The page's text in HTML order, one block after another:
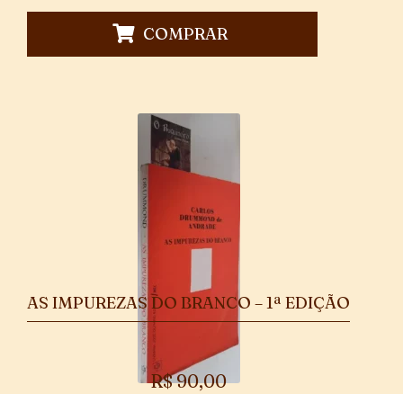
COMPRAR
AS IMPUREZAS DO BRANCO – 1ª EDIÇÃO
R$90,00